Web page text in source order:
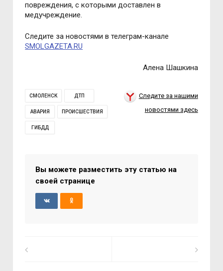
повреждения, с которыми доставлен в
медучреждение.
Следите за новостями в телеграм-канале
SMOLGAZETA.RU
Алена Шашкина
СМОЛЕНСК ДТП
АВАРИЯ ПРОИСШЕСТВИЯ
ГИБДД
Следите за нашими
новостями здесь
Вы можете разместить эту статью на
своей странице